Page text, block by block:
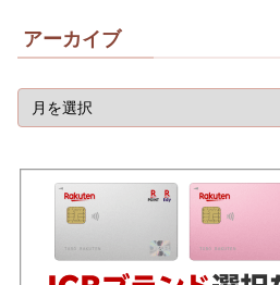
アーカイブ